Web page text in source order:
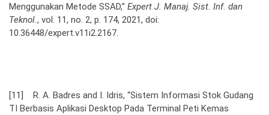
Menggunakan Metode SSAD,” Expert J. Manaj. Sist. Inf. dan
Teknol., vol. 11, no. 2, p. 174, 2021, doi:
10.36448/expert.v11i2.2167.
[11] R. A. Badres and I. Idris, “Sistem Informasi Stok Gudang
TI Berbasis Aplikasi Desktop Pada Terminal Peti Kemas